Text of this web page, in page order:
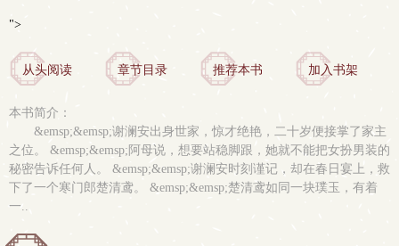
">
从头阅读 章节目录 推荐本书 加入书架
本书简介：
&emsp;&emsp;谢澜安出身世家，惊才绝艳，二十岁便接掌了家主
之位。 &emsp;&emsp;阿母说，想要站稳脚跟，她就不能把女扮男装的
秘密告诉任何人。 &emsp;&emsp;谢澜安时刻谨记，却在春日宴上，救
下了一个寒门郎楚清鸢。 &emsp;&emsp;楚清鸢如同一块璞玉，有着
一..